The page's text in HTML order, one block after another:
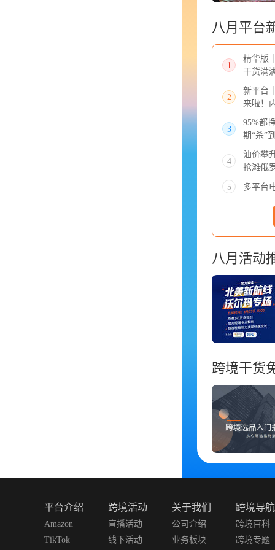
八月平台
1
精华版
干货满
2
新平台
来啦！
3
95%都
期“杀”
4
油价攀
抢滩俄
5 多平台
八月活动
跨境干货
平台介绍
Amazon
TikTok
跨境活动
直播活动
线下活动
关于我们
公司介绍
业务板块
跨境导航
跨境百科
跨境专题